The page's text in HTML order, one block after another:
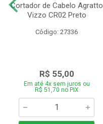
Cortador de Cabelo Agratto
Vizzo CR02 Preto
Código: 27336
R$ 55,00
Em até 4x sem juros ou
R$ 51,70 no PIX